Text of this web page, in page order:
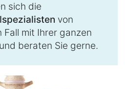
sich die
von
Fall mit Ihrer ganzen
beraten Sie gerne.